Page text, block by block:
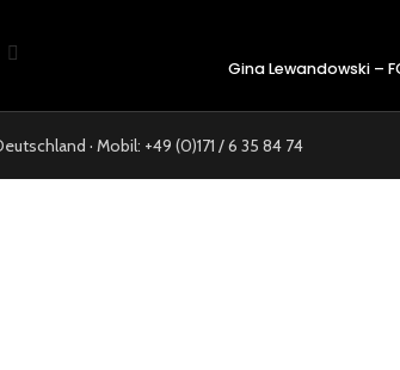
Gina Lewandowski –
· Mobil: +49 (0)171 / 6 35 84 74